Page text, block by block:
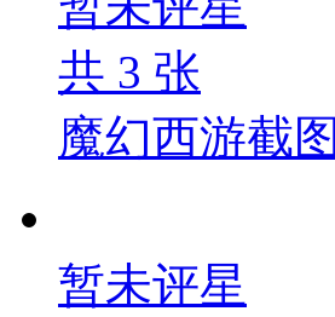
共 3 张
魔幻西游截图
暂未评星